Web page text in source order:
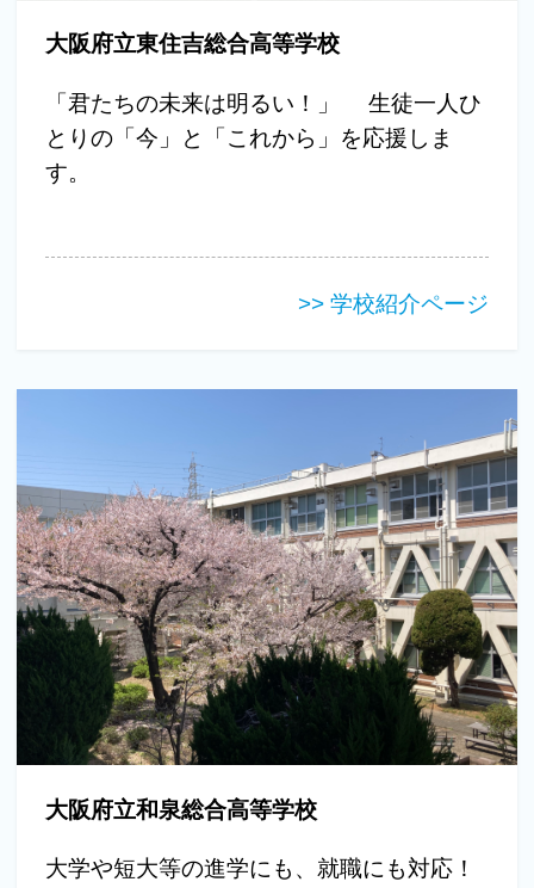
大阪府立東住吉総合高等学校
「君たちの未来は明るい！」 生徒一人ひ
とりの「今」と「これから」を応援しま
す。
>> 学校紹介ページ
大阪府立和泉総合高等学校
大学や短大等の進学にも、就職にも対応！